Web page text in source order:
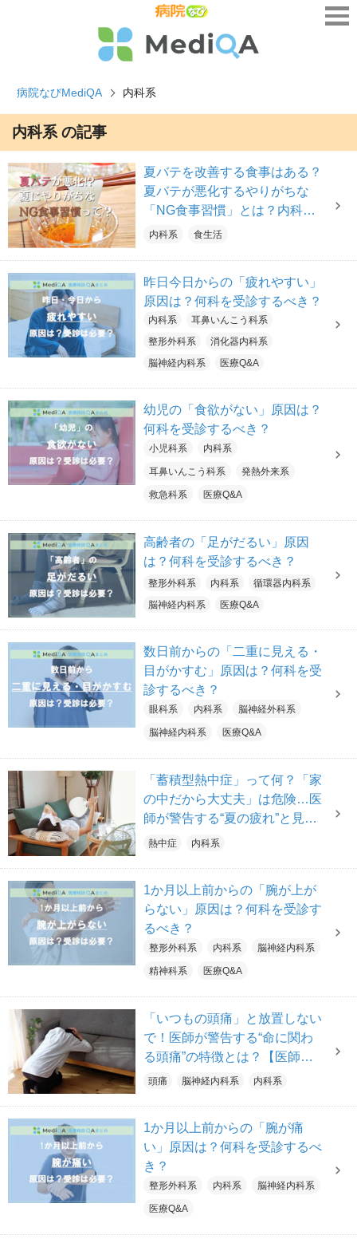
病院なびMediQA 内科系
内科系 の記事
夏バテを改善する食事はある？
夏バテが悪化するやりがちな
「NG食事習慣」とは？内科医
が解説
内科系 食生活
昨日今日からの「疲れやすい」
原因は？何科を受診するべき？
内科系
耳鼻いんこう科系
整形外科系
消化器内科系
脳神経内科系
医療Q&A
幼児の「食欲がない」原因は？
何科を受診するべき？
小児科系 内科系
耳鼻いんこう科系 発熱外来系
救急科系 医療Q&A
高齢者の「足がだるい」原因
は？何科を受診するべき？
整形外科系 内科系
循環器内科系
脳神経内科系
医療Q&A
数日前からの「二重に見える・
目がかすむ」原因は？何科を受
診するべき？
眼科系 内科系 脳神経外科系
脳神経内科系 医療Q&A
「蓄積型熱中症」って何？「家
の中だから大丈夫」は危険…医
師が警告する“夏の疲れ”と見逃
せないサイン
熱中症 内科系
1か月以上前からの「腕が上が
らない」原因は？何科を受診す
るべき？
整形外科系 内科系 脳神経内科系
精神科系 医療Q&A
「いつもの頭痛」と放置しない
で！医師が警告する“命に関わ
る頭痛”の特徴とは？【医師解
説】
頭痛 脳神経内科系 内科系
1か月以上前からの「腕が痛
い」原因は？何科を受診するべ
き？
整形外科系 内科系 脳神経内科系
医療Q&A